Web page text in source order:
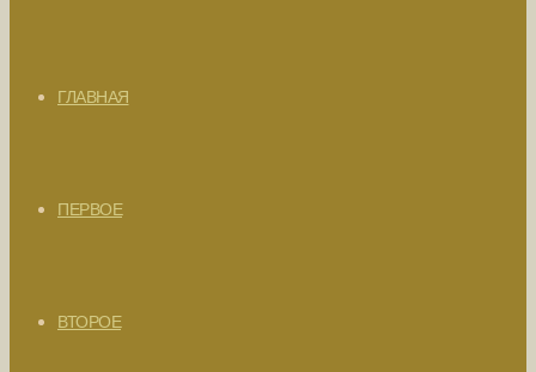
ГЛАВНАЯ
ПЕРВОЕ
ВТОРОЕ